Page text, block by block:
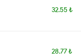
32.55 ₺
28.77 ₺